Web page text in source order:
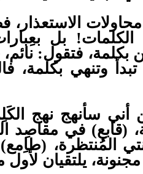
الكلمات! بل
بكلمة، فتقول:
تبدأ وتنهي بكلمة،
أني سأنهج نهج
(قابع) في
المُنتظرة،
يلتقيان لأول